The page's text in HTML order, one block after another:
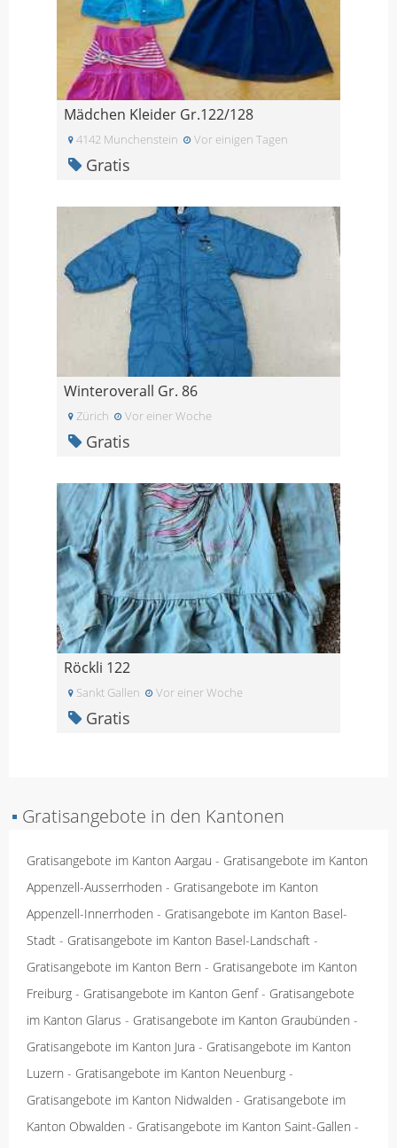
Mädchen Kleider Gr.122/128
4142 Munchenstein Vor einigen Tagen
Gratis
Winteroverall Gr. 86
Zürich Vor einer Woche
Gratis
Röckli 122
Sankt Gallen Vor einer Woche
Gratis
▪ Gratisangebote in den Kantonen
Gratisangebote im Kanton Aargau - Gratisangebote im Kanton
Appenzell-Ausserrhoden - Gratisangebote im Kanton
Appenzell-Innerrhoden - Gratisangebote im Kanton Basel-
Stadt - Gratisangebote im Kanton Basel-Landschaft -
Gratisangebote im Kanton Bern - Gratisangebote im Kanton
Freiburg - Gratisangebote im Kanton Genf- Gratisangebote
im Kanton Glarus - Gratisangebote im Kanton Graubünden -
Gratisangebote im Kanton Jura - Gratisangebote im Kanton
Luzern - Gratisangebote im Kanton Neuenburg -
Gratisangebote im Kanton Nidwalden - Gratisangebote im
Kanton Obwalden - Gratisangebote im Kanton Saint-Gallen -